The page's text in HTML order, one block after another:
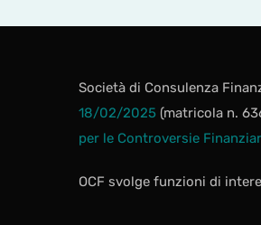
Società di Consulenza
18/02/2025 (matricola n.
per le Controversie
OCF svolge funzioni di